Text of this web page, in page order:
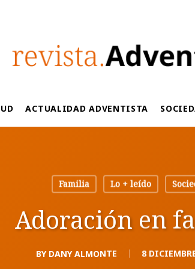
ACTUALIDAD ADVENTISTA
Familia Lo + leído
Adoración en
BY DANY ALMONTE 8